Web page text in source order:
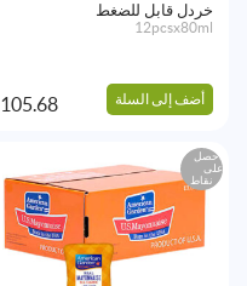
خردل قابل للضغط
12pcsx80ml
أضف إلى السلة 105.68
احصل
على
نقاط